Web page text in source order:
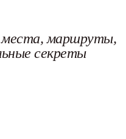
места, маршруты,
секреты